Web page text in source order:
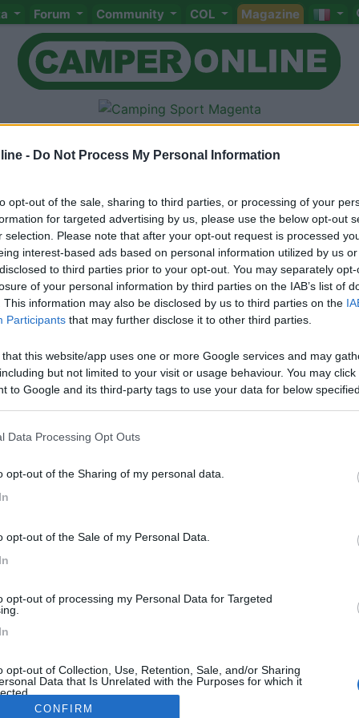
- Do Not Process My Personal Information
opt-out of the sale, sharing to third parties, or processing of your
for targeted advertising by us, please use the below opt-out
selection. Please note that after your opt-out request is processed
interest-based ads based on personal information utilized by us
to third parties prior to your opt-out. You may separately
of your personal information by third parties on the IAB’s list of
This information may also be disclosed by us to third parties on the
Participants that may further disclose it to other third parties.
that this website/app uses one or more Google services and may
but not limited to your visit or usage behaviour. You may
to Google and its third-party tags to use your data for below
Data Processing Opt Outs
opt-out of the Sharing of my personal data.
opt-out of the Sale of my Personal Data.
opt-out of processing my Personal Data for Targeted
opt-out of Collection, Use, Retention, Sale, and/or Sharing
Data that Is Unrelated with the Purposes for which it
CONFIRM
Forum Community COL Magazine
Meccanica Cellula Accessori Eventi Leggi Comportamenti
Attivi
< 1 >
siringa ha il problema della leva/siringa per inserire la retro che si
in prima il mezzo và indietro. mooolto pericoloso...Ho provato a
è capitato ? Consigli ?
< 1 >
Meccanica
Attivi
Camper Germania
il reparto Furgonati o Van
ACCESSORI
dcdc renogy 40a senza Bluetooth ha
smesso di ca...